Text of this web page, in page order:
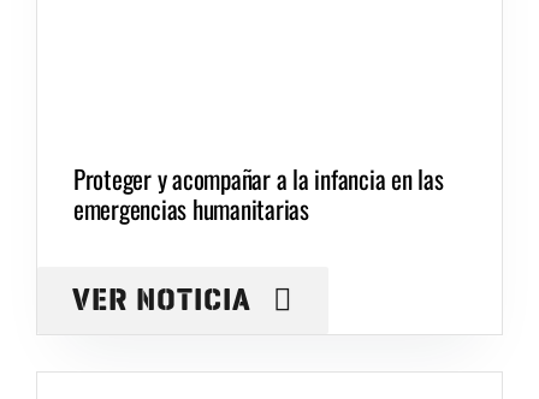
Proteger y acompañar a la infancia en las
emergencias humanitarias
VER NOTICIA